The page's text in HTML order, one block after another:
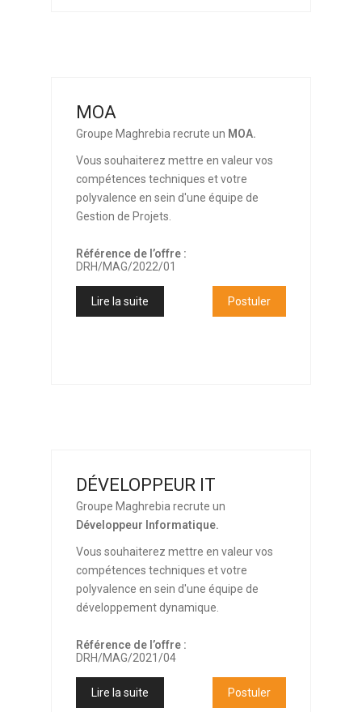
MOA
Groupe Maghrebia recrute un MOA.
Vous souhaiterez mettre en valeur vos
compétences techniques et votre
polyvalence en sein d'une équipe de
Gestion de Projets.
Référence de l’offre :
DRH/MAG/2022/01
Lire la suite Postuler
DÉVELOPPEUR IT
Groupe Maghrebia recrute un
Développeur Informatique.
Vous souhaiterez mettre en valeur vos
compétences techniques et votre
polyvalence en sein d'une équipe de
développement dynamique.
Référence de l’offre :
DRH/MAG/2021/04
Lire la suite Postuler